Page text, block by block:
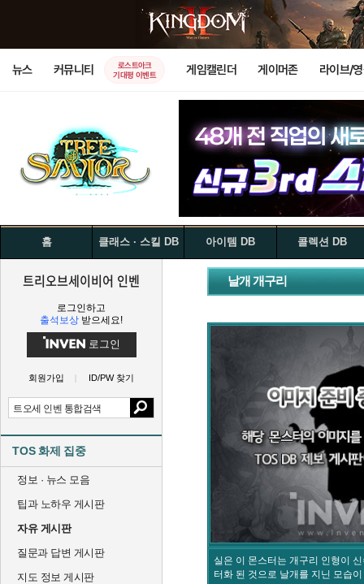
뉴스 커뮤니티
로스트아크
기대평 이벤트
게임캘린더 게이머존 라이브/
홈 클래스 · 스킬 DB 아이템 DB 콜렉션 DB
트리오브세이비어 인벤
로그인하고
출석보상 받으세요!
로그인
회원가입 ID/PW 찾기
TOS 화제 집중
정보 · 뉴스 모음
팁과 노하우 게시판
자유 게시판
질문과 답변 게시판
지도 정보 게시판
날개 개구리
실은 이 몬스터는 개구리 인형이
터화 된 것으로 날개를 지닌 모습